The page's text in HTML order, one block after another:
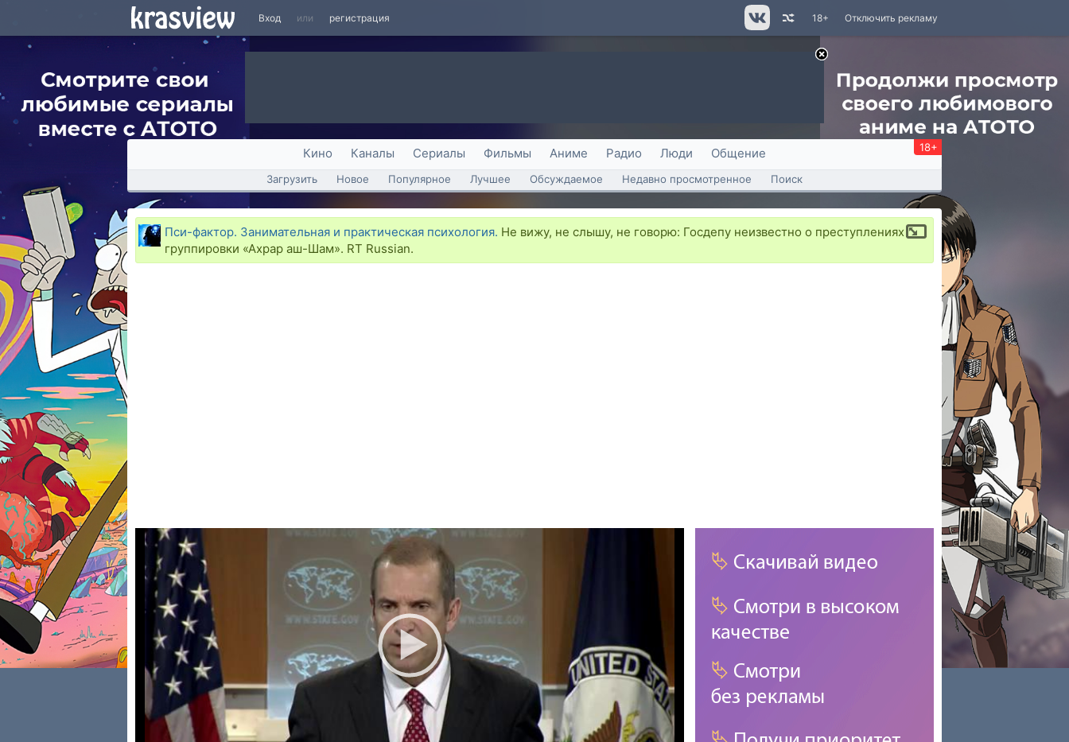
Вход или регистрация Отключить рекламу
18+
Кино Каналы Сериалы Фильмы Аниме Радио Люди Общение 18+
Загрузить Новое Популярное Лучшее Обсуждаемое Недавно просмотренное Поиск
Пси-фактор. Занимательная и практическая психология. Не вижу, не слышу, не говорю: Госдепу неизвестно о преступлениях
группировки «Ахрар аш-Шам». RT Russian.